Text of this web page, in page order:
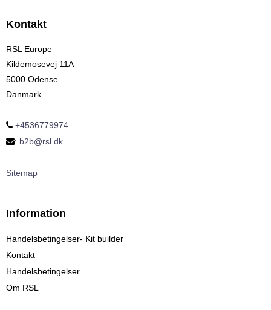
Kontakt
RSL Europe
Kildemosevej 11A
5000 Odense
Danmark
+4536779974
: b2b@rsl.dk
Sitemap
Information
Handelsbetingelser- Kit builder
Kontakt
Handelsbetingelser
Om RSL